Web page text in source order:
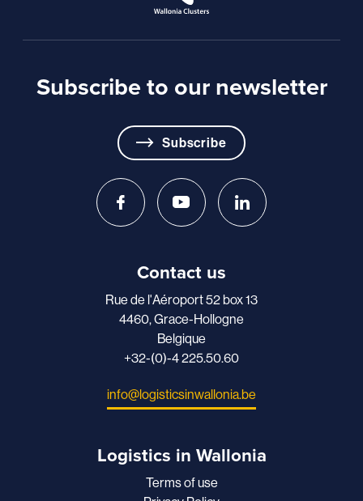
Subscribe to our newsletter
Subscribe
Contact us
Rue de l'Aéroport 52 box 13
4460, Grace-Hollogne
Belgique
+32-(0)-4 225.50.60
info@logisticsinwallonia.be
Logistics in Wallonia
Terms of use